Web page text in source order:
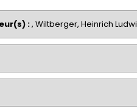
:, Wiltberger, Heinrich